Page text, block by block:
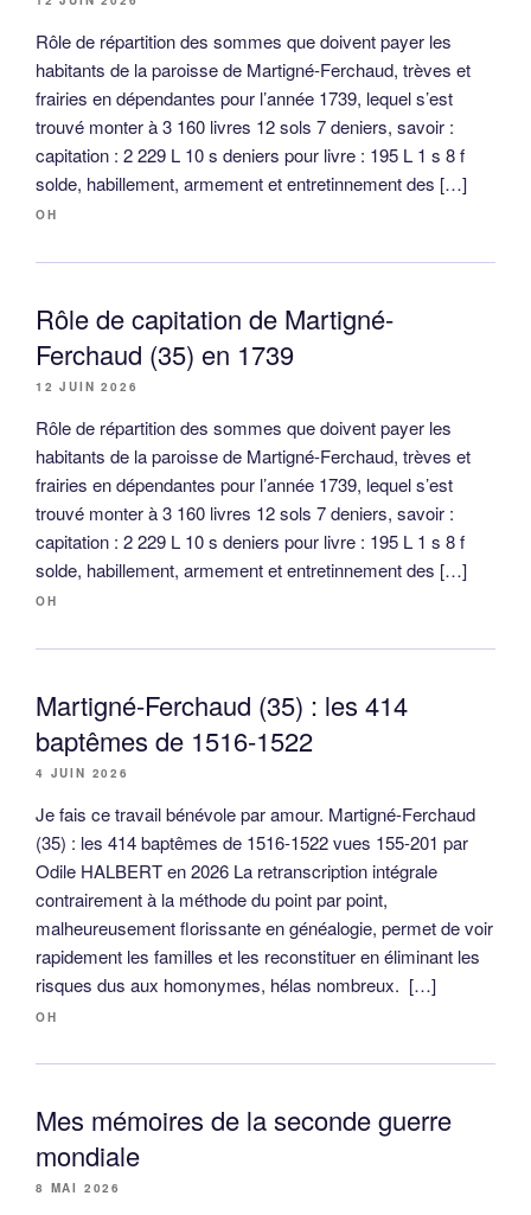
Rôle de répartition des sommes que doivent payer les
habitants de la paroisse de Martigné-Ferchaud, trèves et
frairies en dépendantes pour l’année 1739, lequel s’est
trouvé monter à 3 160 livres 12 sols 7 deniers, savoir :
capitation : 2 229 L 10 s deniers pour livre : 195 L 1 s 8 f
solde, habillement, armement et entretinnement des […]
OH
Rôle de capitation de Martigné-
Ferchaud (35) en 1739
12 JUIN 2026
Rôle de répartition des sommes que doivent payer les
habitants de la paroisse de Martigné-Ferchaud, trèves et
frairies en dépendantes pour l’année 1739, lequel s’est
trouvé monter à 3 160 livres 12 sols 7 deniers, savoir :
capitation : 2 229 L 10 s deniers pour livre : 195 L 1 s 8 f
solde, habillement, armement et entretinnement des […]
OH
Martigné-Ferchaud (35) : les 414
baptêmes de 1516-1522
4 JUIN 2026
Je fais ce travail bénévole par amour. Martigné-Ferchaud
(35) : les 414 baptêmes de 1516-1522 vues 155-201 par
Odile HALBERT en 2026 La retranscription intégrale
contrairement à la méthode du point par point,
malheureusement florissante en généalogie, permet de voir
rapidement les familles et les reconstituer en éliminant les
risques dus aux homonymes, hélas nombreux. […]
OH
Mes mémoires de la seconde guerre
mondiale
8 MAI 2026